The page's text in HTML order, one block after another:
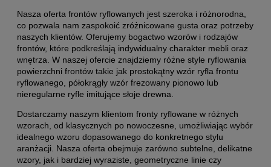
Nasza oferta frontów ryflowanych jest szeroka i różnorodna,
co pozwala nam zaspokoić zróżnicowane gusta oraz potrzeby
naszych klientów. Oferujemy bogactwo wzorów i rodzajów
frontów, które podkreślają indywidualny charakter mebli oraz
wnętrza. W naszej ofercie znajdziemy różne style ryflowania
powierzchni frontów takie jak prostokątny wzór ryfla frontu
ryflowanego, półokrągły wzór frezowany pionowo lub
nieregularne ryfle imitujące słoje drewna.
Dostarczamy naszym klientom fronty ryflowane w różnych
wzorach, od klasycznych po nowoczesne, umożliwiając wybór
idealnego wzoru dopasowanego do konkretnego stylu
aranżacji. Nasza oferta obejmuje zarówno subtelne, delikatne
wzory, jak i bardziej wyraziste, geometryczne linie czy